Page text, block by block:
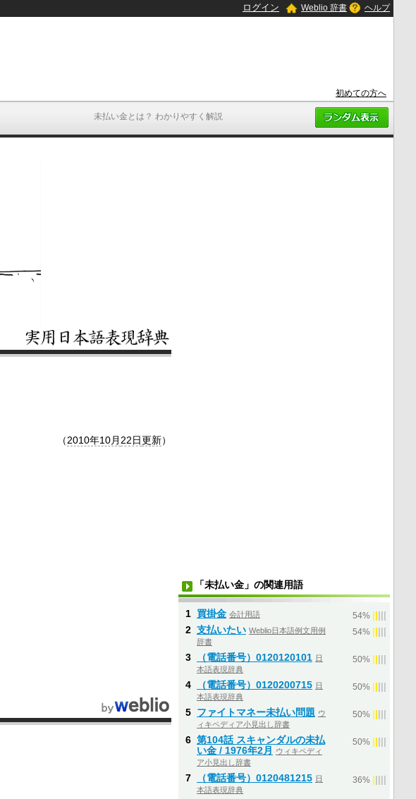
未払い金とは？ わかりやすく解説
ログイン Weblio 辞書 ヘルプ
初めての方へ
（2010年10月 22日更新）
「未払い金」の関連用語
1 買掛金 会計用語 54%
2 支払いたい Weblio日本語例文用例
辞書
54%
3 （電話番号）0120120101 日
本語表現辞典
50%
4 （電話番号）0120200715 日
本語表現辞典
50%
5 ファイトマネー未払い問題 ウ
ィキペディア小見出し辞書
50%
6 第104話 スキャンダルの未払
い金 / 1976年2月
ウィキペディ
ア小見出し辞書
50%
7 （電話番号）0120481215 日
本語表現辞典
36%